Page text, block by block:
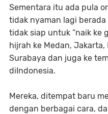
Sementara itu ada pula
tidak nyaman lagi
tidak siap untuk “naik ke
hijrah ke Medan,
Surabaya dan juga ke
diIndonesia.
Mereka, ditempat baru
dengan berbagai cara,